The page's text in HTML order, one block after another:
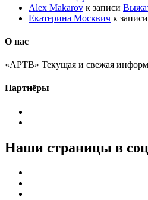
Alex Makarov к записи
Екатерина Москвич к записи
О нас
«АРТВ» Текущая и свежая
Партнёры
Наши страницы в